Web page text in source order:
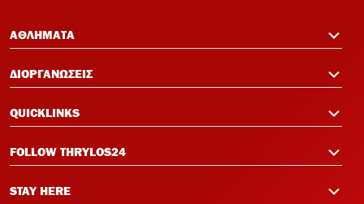
ΑΘΛΗΜΑΤΑ
ΔΙΟΡΓΑΝΩΣΕΙΣ
QUICKLINKS
FOLLOW THRYLOS24
STAY HERE